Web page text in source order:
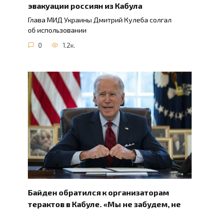
эвакуации россиян из Кабула
Глава МИД Украины Дмитрий Кулеба солгал
об использовании
0 1.2к.
Байден обратился к организаторам
терактов в Кабуле. «Мы не забудем, не